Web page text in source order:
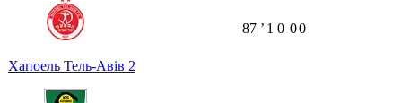
Хапоель Тель-Авів 2
87 ʼ 1 0 00